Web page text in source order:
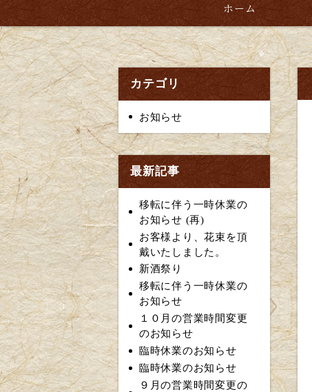
ホーム
カテゴリ
お知らせ
最新記事
移転に伴う一時休業の
お知らせ (再)
お客様より、花束を頂
戴いたしました。
新酒祭り
移転に伴う一時休業の
お知らせ
１０月の営業時間変更
のお知らせ
臨時休業のお知らせ
臨時休業のお知らせ
９月の営業時間変更の